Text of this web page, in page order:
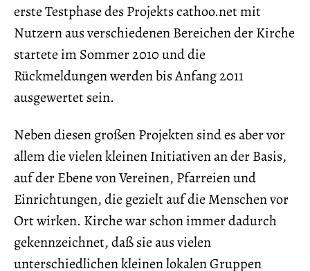
erste Testphase des Projekts cathoo.net mit
Nutzern aus verschiedenen Bereichen der Kirche
startete im Sommer 2010 und die
Rückmeldungen werden bis Anfang 2011
ausgewertet sein.
Neben diesen großen Projekten sind es aber vor
allem die vielen kleinen Initiativen an der Basis,
auf der Ebene von Vereinen, Pfarreien und
Einrichtungen, die gezielt auf die Menschen vor
Ort wirken. Kirche war schon immer dadurch
gekennzeichnet, daß sie aus vielen
unterschiedlichen kleinen lokalen Gruppen